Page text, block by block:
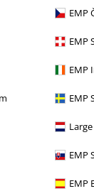
EMP
EMP
EMP
EMP
EMP
EMP
€
by